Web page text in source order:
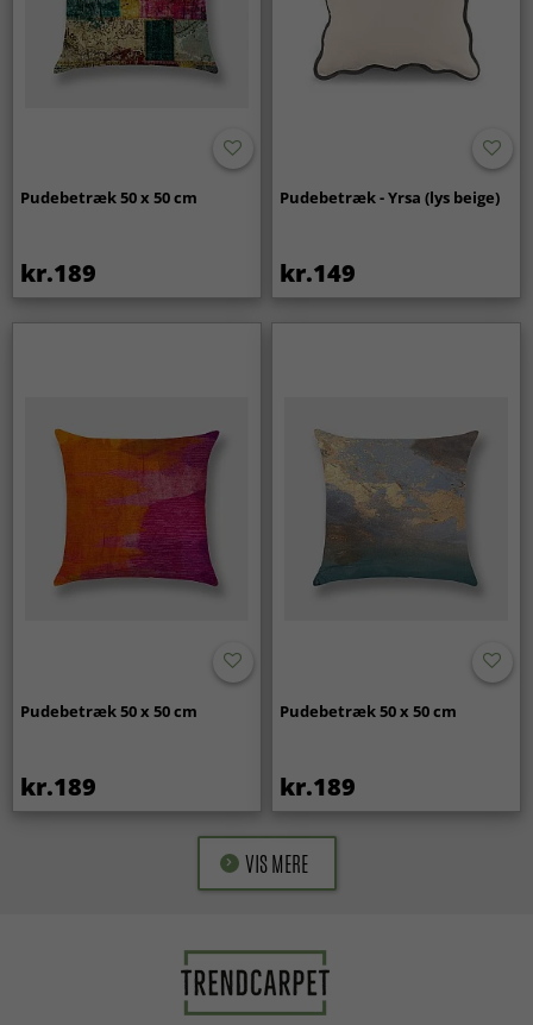
Pudebetræk 50 x 50 cm
kr.189
Pudebetræk - Yrsa (lys beige)
kr.149
Pudebetræk 50 x 50 cm
kr.189
Pudebetræk 50 x 50 cm
kr.189
VIS MERE